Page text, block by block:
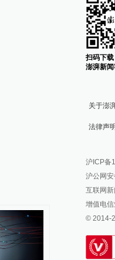
扫码下载
澎湃新
关于澎
法律声明
报料
沪ICP备
沪公网
互联网
增值电
© 2014-